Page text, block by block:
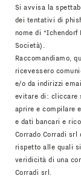
Si avvisa la
dei tentativi di
nome di
Società).
Raccomandiamo,
ricevessero
e/o da indirizzi
evitare di: cliccare
aprire e compilare
e dati bancari e
Corrado Corradi
rispetto alle quali
veridicità di una
Corradi srl.